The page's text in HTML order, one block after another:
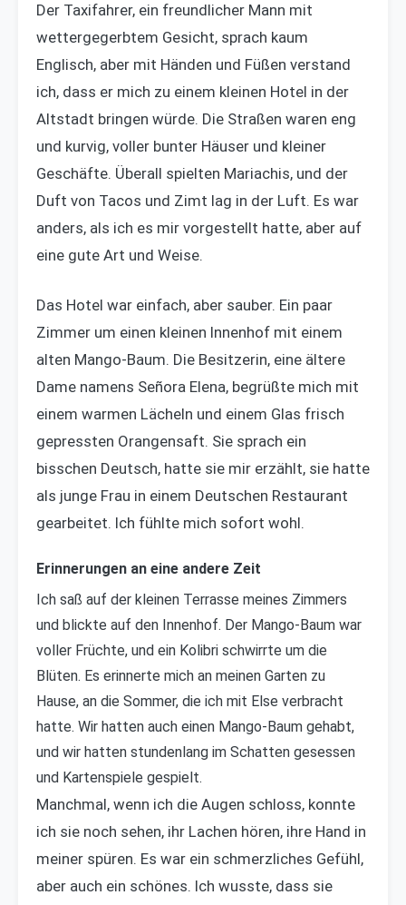
Der Taxifahrer, ein freundlicher Mann mit
wettergegerbtem Gesicht, sprach kaum
Englisch, aber mit Händen und Füßen verstand
ich, dass er mich zu einem kleinen Hotel in der
Altstadt bringen würde. Die Straßen waren eng
und kurvig, voller bunter Häuser und kleiner
Geschäfte. Überall spielten Mariachis, und der
Duft von Tacos und Zimt lag in der Luft. Es war
anders, als ich es mir vorgestellt hatte, aber auf
eine gute Art und Weise.
Das Hotel war einfach, aber sauber. Ein paar
Zimmer um einen kleinen Innenhof mit einem
alten Mango-Baum. Die Besitzerin, eine ältere
Dame namens Señora Elena, begrüßte mich mit
einem warmen Lächeln und einem Glas frisch
gepressten Orangensaft. Sie sprach ein
bisschen Deutsch, hatte sie mir erzählt, sie hatte
als junge Frau in einem Deutschen Restaurant
gearbeitet. Ich fühlte mich sofort wohl.
Erinnerungen an eine andere Zeit
Ich saß auf der kleinen Terrasse meines Zimmers
und blickte auf den Innenhof. Der Mango-Baum war
voller Früchte, und ein Kolibri schwirrte um die
Blüten. Es erinnerte mich an meinen Garten zu
Hause, an die Sommer, die ich mit Else verbracht
hatte. Wir hatten auch einen Mango-Baum gehabt,
und wir hatten stundenlang im Schatten gesessen
und Kartenspiele gespielt.
Manchmal, wenn ich die Augen schloss, konnte
ich sie noch sehen, ihr Lachen hören, ihre Hand in
meiner spüren. Es war ein schmerzliches Gefühl,
aber auch ein schönes. Ich wusste, dass sie